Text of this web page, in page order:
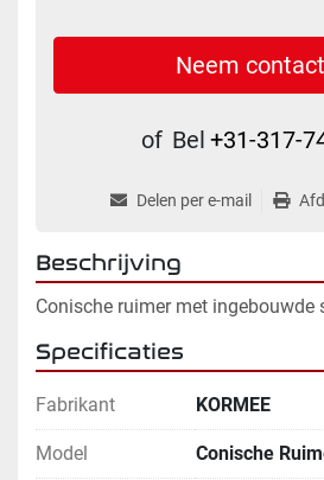
Neem
of Bel +31-317-
Delen per e-mail
Beschrijving
Conische ruimer met ingebouwde
Specificaties
Fabrikant KORMEE
Model Conische